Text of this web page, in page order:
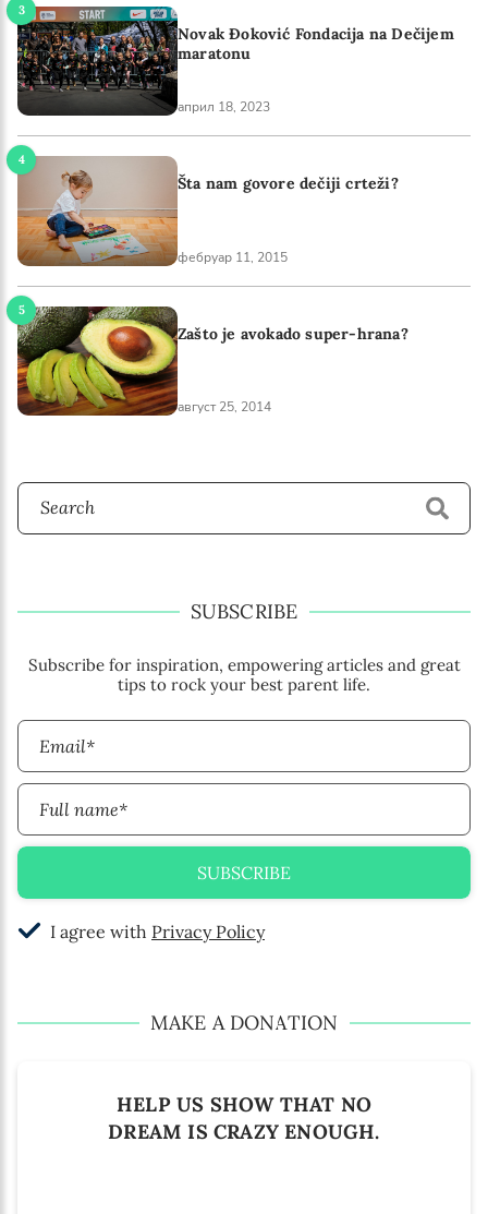
Novak Đoković Fondacija na Dečijem
maratonu
април 18, 2023
Šta nam govore dečiji crteži?
фебруар 11, 2015
Zašto je avokado super-hrana?
август 25, 2014
SUBSCRIBE
Subscribe for inspiration, empowering articles and great
tips to rock your best parent life.
Email*
Full name*
SUBSCRIBE
I agree with Privacy Policy
MAKE A DONATION
HELP US SHOW THAT NO
DREAM IS CRAZY ENOUGH.